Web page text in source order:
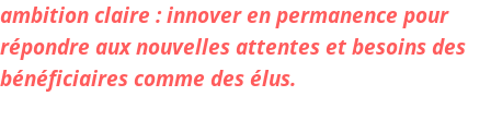
ambition claire : innover en permanence pour
répondre aux nouvelles attentes et besoins des
bénéficiaires comme des élus.